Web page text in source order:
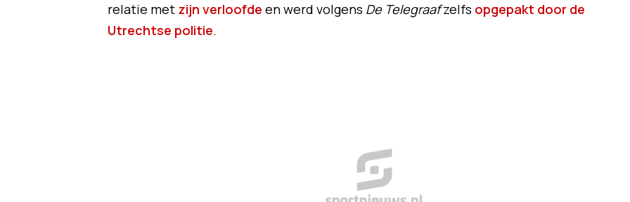
relatie met zijn verloofde en werd volgens De Telegraafzelfs opgepakt door de
Utrechtse politie.